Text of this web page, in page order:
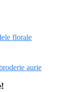
florale
aurie